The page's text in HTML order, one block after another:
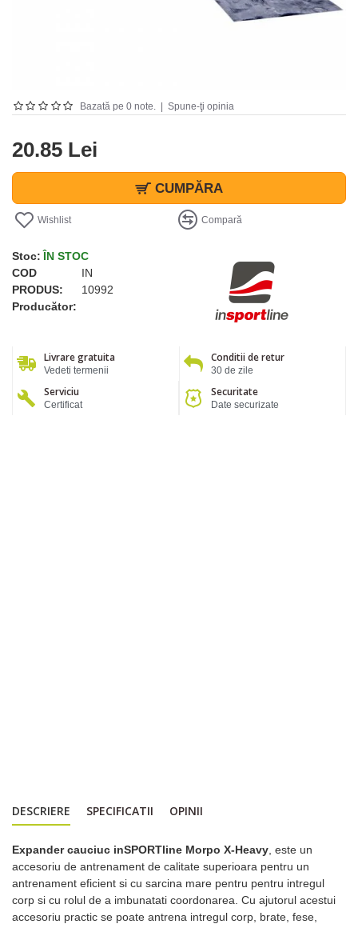
Bazată pe 0 note. Spune-ţi opinia
20.85 Lei
CUMPĂRA
Wishlist Compară
Stoc: ÎN STOC
COD
PRODUS:
IN
10992
Producător:
Livrare gratuita
Vedeti termenii
Conditii de retur
30 de zile
Serviciu
Certificat
Securitate
Date securizate
DESCRIERE SPECIFICATII OPINII
Expander cauciuc inSPORTline Morpo X-Heavy , este un
accesoriu de antrenament de calitate superioara pentru un
antrenament eficient si cu sarcina mare pentru pentru intregul
corp si cu rolul de a imbunatati coordonarea. Cu ajutorul acestui
accesoriu practic se poate antrena intregul corp, brate, fese,